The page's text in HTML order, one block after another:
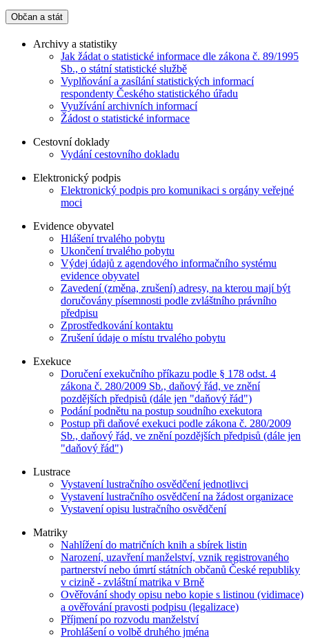
Občan a stát
Archivy a statistiky
Jak žádat o statistické informace dle zákona č. 89/1995
Sb., o státní statistické službě
Vyplňování a zasílání statistických informací
respondenty Českého statistického úřadu
Využívání archivních informací
Žádost o statistické informace
Cestovní doklady
Vydání cestovního dokladu
Elektronický podpis
Elektronický podpis pro komunikaci s orgány veřejné
moci
Evidence obyvatel
Hlášení trvalého pobytu
Ukončení trvalého pobytu
Výdej údajů z agendového informačního systému
evidence obyvatel
Zavedení (změna, zrušení) adresy, na kterou mají být
doručovány písemnosti podle zvláštního právního
předpisu
Zprostředkování kontaktu
Zrušení údaje o místu trvalého pobytu
Exekuce
Doručení exekučního příkazu podle § 178 odst. 4
zákona č. 280/2009 Sb., daňový řád, ve znění
pozdějších předpisů (dále jen "daňový řád")
Podání podnětu na postup soudního exekutora
Postup při daňové exekuci podle zákona č. 280/2009
Sb., daňový řád, ve znění pozdějších předpisů (dále jen
"daňový řád")
Lustrace
Vystavení lustračního osvědčení jednotlivci
Vystavení lustračního osvědčení na žádost organizace
Vystavení opisu lustračního osvědčení
Matriky
Nahlížení do matričních knih a sbírek listin
Narození, uzavření manželství, vznik registrovaného
partnerství nebo úmrtí státních občanů České republiky
v cizině - zvláštní matrika v Brně
Ověřování shody opisu nebo kopie s listinou (vidimace)
a ověřování pravosti podpisu (legalizace)
Příjmení po rozvodu manželství
Prohlášení o volbě druhého jména